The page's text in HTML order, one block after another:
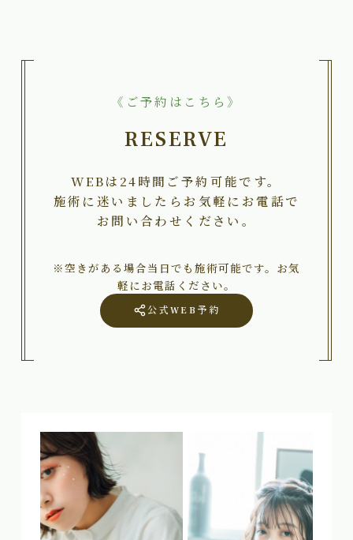
《ご予約はこちら》
RESERVE
WEBは24時間ご予約可能です。
施術に迷いましたらお気軽にお電話で
お問い合わせください。
※空きがある場合当日でも施術可能です。お気
軽にお電話ください。
公式WEB予約